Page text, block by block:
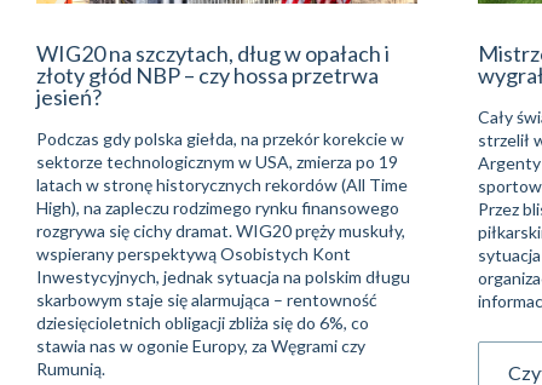
WIG20 na szczytach, dług w opałach i
złoty głód NBP – czy hossa przetrwa
jesień?
Podczas gdy polska giełda, na przekór korekcie w
sektorze technologicznym w USA, zmierza po 19
latach w stronę historycznych rekordów (All Time
High), na zapleczu rodzimego rynku finansowego
rozgrywa się cichy dramat. WIG20 pręży muskuły,
wspierany perspektywą Osobistych Kont
Inwestycyjnych, jednak sytuacja na polskim długu
skarbowym staje się alarmująca – rentowność
dziesięcioletnich obligacji zbliża się do 6%, co
stawia nas w ogonie Europy, za Węgrami czy
Rumunią.
Cały
strzelił
Przez